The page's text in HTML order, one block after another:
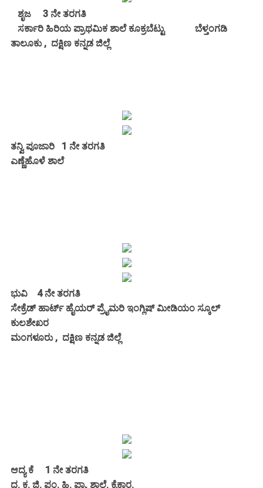
ಶೃಜ 3 ನೇ ತರಗತಿ
ಸರ್ಕಾರಿ ಹಿರಿಯ ಪ್ರಾಥಮಿಕ ಶಾಲೆ ಕೂಕ್ರಬೆಟ್ಟು ಬೆಳ್ತಂಗಡಿ
ತಾಲೂಕು , ದಕ್ಷಿಣ ಕನ್ನಡ ಜಿಲ್ಲೆ
ತನ್ವಿ ಪೂಜಾರಿ 1 ನೇ ತರಗತಿ
ಎಣ್ಣೆಹೊಳೆ ಶಾಲೆ
ಭುವಿ 4 ನೇ ತರಗತಿ
ಸೇಕ್ರೆಡ್ ಹಾರ್ಟ್ ಹೈಯರ್ ಪ್ರೈಮರಿ ಇಂಗ್ಲಿಷ್ ಮೀಡಿಯಂ ಸ್ಕೂಲ್
ಕುಲಶೇಖರ
ಮಂಗಳೂರು , ದಕ್ಷಿಣ ಕನ್ನಡ ಜಿಲ್ಲೆ
ಆದ್ಯ ಕೆ 1 ನೇ ತರಗತಿ
ದ. ಕ. ಜಿ. ಪಂ. ಹಿ. ಪ್ರಾ. ಶಾಲೆ. ಕೈಕಾರ.